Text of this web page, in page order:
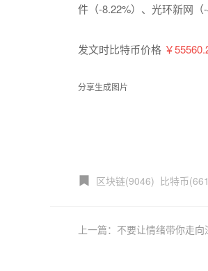
件（-8.22%）、光环新网（-
发文时比特币价格 ￥
分享生成图片
区块链(9046) 比特币
上一篇：不要让情绪带你走向